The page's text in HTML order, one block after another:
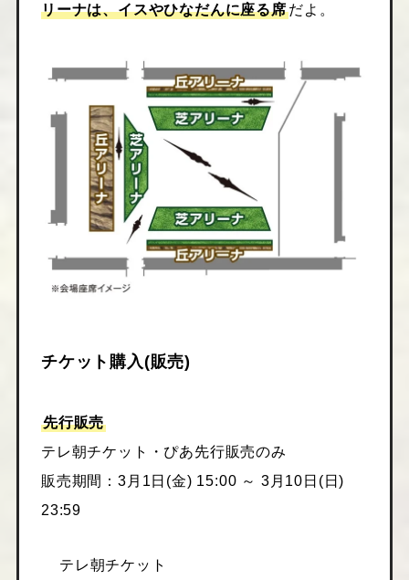
リーナは、イスやひなだんに座る席だよ。
チケット購入(販売)
先行販売
テレ朝チケット・ぴあ先行販売のみ
販売期間：3月1日(金) 15:00 ～ 3月10日(日)
23:59
テレ朝チケット